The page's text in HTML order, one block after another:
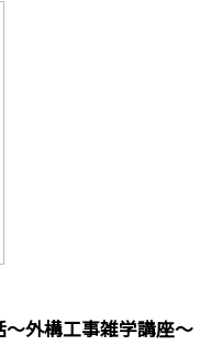
～外構工事雑学講座～